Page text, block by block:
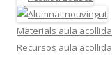
Materials aula acollida
Recursos aula acollida